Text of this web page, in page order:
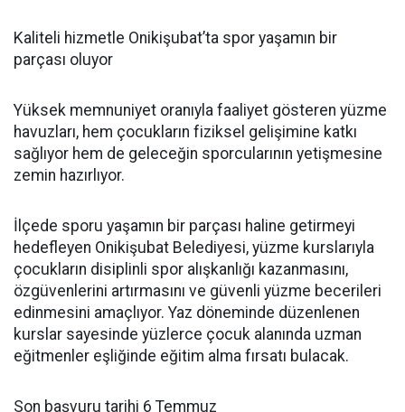
Kaliteli hizmetle Onikişubat’ta spor yaşamın bir
parçası oluyor
Yüksek memnuniyet oranıyla faaliyet gösteren yüzme
havuzları, hem çocukların fiziksel gelişimine katkı
sağlıyor hem de geleceğin sporcularının yetişmesine
zemin hazırlıyor.
İlçede sporu yaşamın bir parçası haline getirmeyi
hedefleyen Onikişubat Belediyesi, yüzme kurslarıyla
çocukların disiplinli spor alışkanlığı kazanmasını,
özgüvenlerini artırmasını ve güvenli yüzme becerileri
edinmesini amaçlıyor. Yaz döneminde düzenlenen
kurslar sayesinde yüzlerce çocuk alanında uzman
eğitmenler eşliğinde eğitim alma fırsatı bulacak.
Son başvuru tarihi 6 Temmuz